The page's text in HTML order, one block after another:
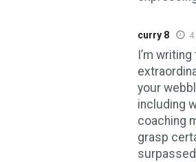
curry 8 4
I’m
your
including
coaching
grasp